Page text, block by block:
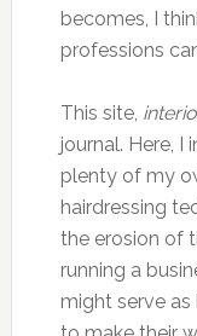
becomes, I
professions
This site,
journal. Here,
plenty of my
hairdressing
the erosion of
running a
might serve